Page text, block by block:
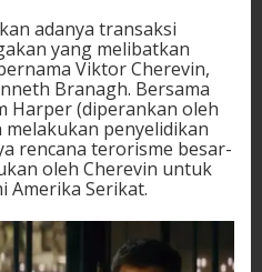
adanya transaksi
yang melibatkan
Viktor Cherevin,
Branagh. Bersama
Harper (diperankan oleh
melakukan penyelidikan
rencana terorisme besar-
oleh Cherevin untuk
Amerika Serikat.